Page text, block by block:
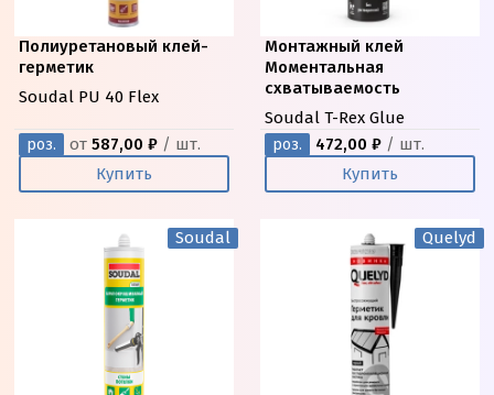
Полиуретановый клей-
герметик
Soudal PU 40 Flex
роз. от 587,00 ₽ / шт.
Купить
Монтажный клей
Моментальная
схватываемость
Soudal T-Rex Glue
роз. 472,00 ₽ / шт.
Купить
Soudal Quelyd